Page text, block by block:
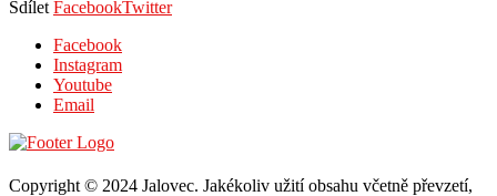
Sdílet FacebookTwitter
Facebook
Instagram
Youtube
Email
Copyright © 2024 Jalovec. Jakékoliv užití obsahu včetně převzetí,